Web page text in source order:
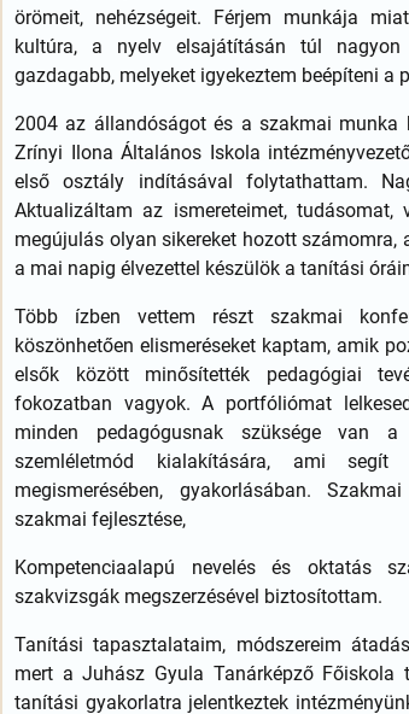
örömeit, nehézségeit. Férjem munkája
kultúra, a nyelv elsajátításán túl
gazdagabb, melyeket igyekeztem beépíteni a
2004 az állandóságot és a szakmai munka
Zrínyi Ilona Általános Iskola
első osztály indításával folytathattam.
Aktualizáltam az ismereteimet,
megújulás olyan sikereket hozott
a mai napig élvezettel készülök a tanítási
Több ízben vettem részt szakmai
köszönhetően elismeréseket kaptam, amik
elsők között minősítették pedagógiai
fokozatban vagyok. A portfóliómat
minden pedagógusnak szüksége van
szemléletmód kialakítására, ami
megismerésében, gyakorlásában.
szakmai fejlesztése,
Kompetenciaalapú nevelés és oktatás
szakvizsgák megszerzésével biztosítottam.
Tanítási tapasztalataim, módszereim
mert a Juhász Gyula Tanárképző
tanítási gyakorlatra jelentkeztek